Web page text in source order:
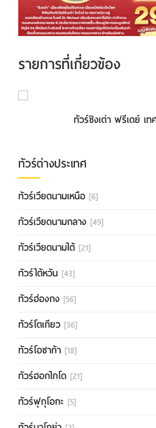
รายการที่เกี่ยวข้อง
ทัวร์ชิงเต่า ฟรีเดย์ เท
ทัวร์ต่างประเทศ
ทัวร์เวียดนามเหนือ [6]
ทัวร์เวียดนามกลาง [49]
ทัวร์เวียดนามใต้ [21]
ทัวร์ไต้หวัน [43]
ทัวร์ฮ่องกง [56]
ทัวร์โตเกียว [36]
ทัวร์โอซาก้า [18]
ทัวร์ฮอกไกโด [21]
ทัวร์ฟุกุโอกะ [5]